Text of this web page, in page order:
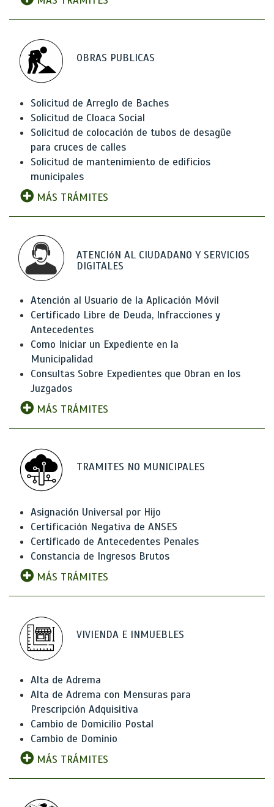
OBRAS PUBLICAS
Solicitud de Arreglo de Baches
Solicitud de Cloaca Social
Solicitud de colocación de tubos de desagüe
para cruces de calles
Solicitud de mantenimiento de edificios
municipales
MÁS TRÁMITES
ATENCIóN AL CIUDADANO Y SERVICIOS
DIGITALES
Atención al Usuario de la Aplicación Móvil
Certificado Libre de Deuda, Infracciones y
Antecedentes
Como Iniciar un Expediente en la
Municipalidad
Consultas Sobre Expedientes que Obran en los
Juzgados
MÁS TRÁMITES
TRAMITES NO MUNICIPALES
Asignación Universal por Hijo
Certificación Negativa de ANSES
Certificado de Antecedentes Penales
Constancia de Ingresos Brutos
MÁS TRÁMITES
VIVIENDA E INMUEBLES
Alta de Adrema
Alta de Adrema con Mensuras para
Prescripción Adquisitiva
Cambio de Domicilio Postal
Cambio de Dominio
MÁS TRÁMITES